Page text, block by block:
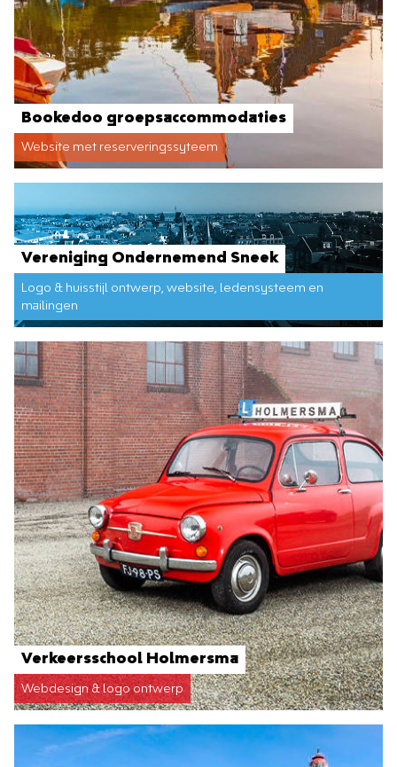
Bookedoo groepsaccommodaties
Website met reserveringssyteem
Vereniging Ondernemend Sneek
Logo & huisstijl ontwerp, website, ledensysteem en
mailingen
Verkeersschool Holmersma
Webdesign & logo ontwerp